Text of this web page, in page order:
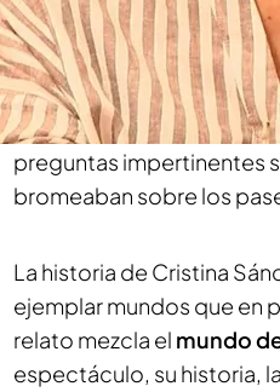
como apoderada. Ahora
género. “Cuando yo
torerita. Y yo respondía
entrevista con Noticias
preguntas impertinentes
bromeaban sobre los
La historia de Cristina
ejemplar mundos que en
relato mezcla el mundo
espectáculo, su historia,